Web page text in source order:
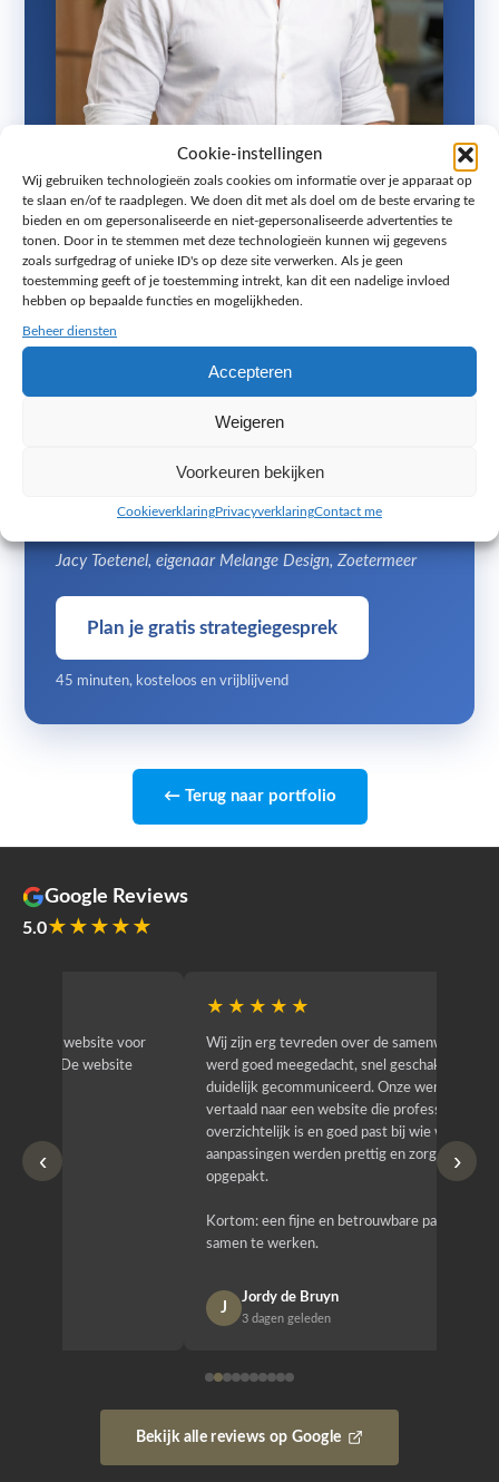
Cookie-instellingen
Wij gebruiken technologieën zoals cookies om informatie over je apparaat op
te slaan en/of te raadplegen. We doen dit met als doel om de beste ervaring te
bieden en om gepersonaliseerde en niet-gepersonaliseerde advertenties te
tonen. Door in te stemmen met deze technologieën kunnen wij gegevens
zoals surfgedrag of unieke ID's op deze site verwerken. Als je geen
toestemming geeft of je toestemming intrekt, kan dit een nadelige invloed
hebben op bepaalde functies en mogelijkheden.
Beheer diensten
Accepteren
Weigeren
Voorkeuren bekijken
CookieverklaringPrivacyverklaringContact me
Ook op zoek naar een website in je
eigen huisstijl?
Zonder rompslomp en lastige codes, met de
elementen die jij belangrijk vindt. In een gratis
strategiegesprek van 45 minuten denk ik met je
spreekt direct met mij, Jacy Toetenel, eigenaar
advies, snelle reactie en eerlijk over wat wel en
niet de moeite waard is.
Jacy Toetenel, eigenaar Melange Design, Zoetermeer
Plan je gratis strategiegesprek
45 minuten, kosteloos en vrijblijvend
← Terug naar portfolio
Google Reviews
5.0★★★★★
‹
Wij zijn erg tevreden over de samenwerking. Er
werd goed meegedacht, snel geschakeld en
duidelijk gecommuniceerd. Onze wensen zijn
vertaald naar een website die professioneel oogt,
overzichtelijk is en goed past bij wie wij zijn. Ook
aanpassingen werden prettig en zorgvuldig
Kortom: een fijne en betrouwbare partij om mee
›
Bekijk alle reviews op Google